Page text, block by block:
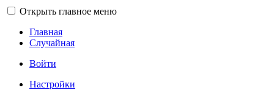
Открыть главное меню
Главная
Случайная
Войти
Настройки